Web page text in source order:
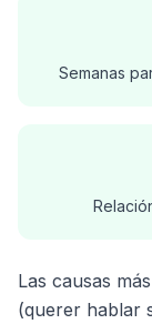
Semanas
Las causas
(querer hablar